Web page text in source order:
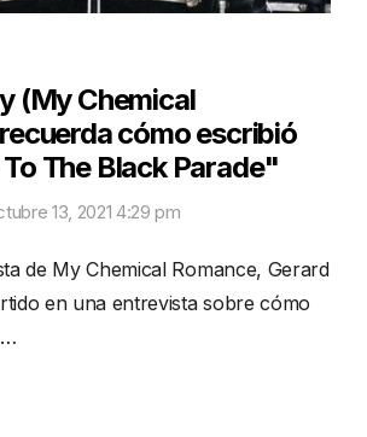
(My Chemical
cómo escribió
The Black Parade"
13, 2021 4:29 pm
de My Chemical Romance, Gerard
en una entrevista sobre cómo
…